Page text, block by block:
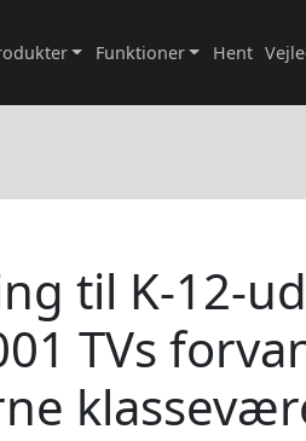
Funktioner Hent
til K-12-
TVs